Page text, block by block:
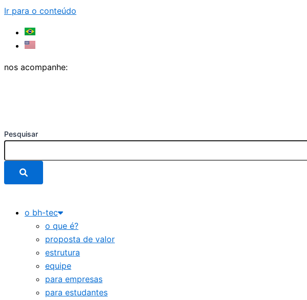
Ir para o conteúdo
nos acompanhe:
Pesquisar
o bh-tec
o que é?
proposta de valor
estrutura
equipe
para empresas
para estudantes